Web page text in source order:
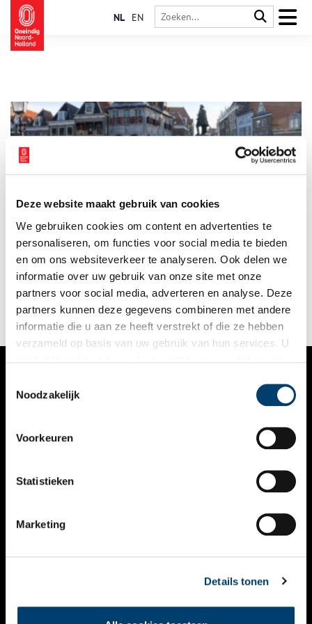
Deze website maakt gebruik van cookies
We gebruiken cookies om content en advertenties te
personaliseren, om functies voor social media te bieden
en om ons websiteverkeer te analyseren. Ook delen we
informatie over uw gebruik van onze site met onze
partners voor social media, adverteren en analyse. Deze
partners kunnen deze gegevens combineren met andere
informatie die u aan ze heeft verstrekt of die ze hebben
verzameld op basis van uw gebruik van hun services. U
Noodzakelijk
Voorkeuren
Statistieken
Marketing
Details tonen
NL EN
Welke plaats vind jij het meest kenmerkend voor Noord-
Holland? ‘Mijn Plek is de Roode Steen.’ Tineke Blok neemt ons
mee naar het plein in het hart van Hoorn. ‘Hier,’ zegt ze, ‘voel je
te midden van gebouwen uit de VOC-tijd, je een nietige
schakel in een reeks van eeuwen.’ Dit plein met een enigszins
lugubere naam staat voor haar centraal in de geschiedenis van
dit deel van Noord-Holland.
VERHALEN
KALENDER
THEMA’S
VIDEO’S
CONTACT